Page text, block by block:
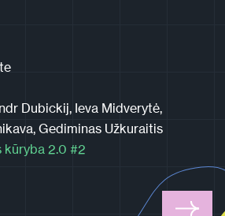
Dubickij, Ieva Midverytė,
Gediminas Užkuraitis
kūryba 2.0 #2